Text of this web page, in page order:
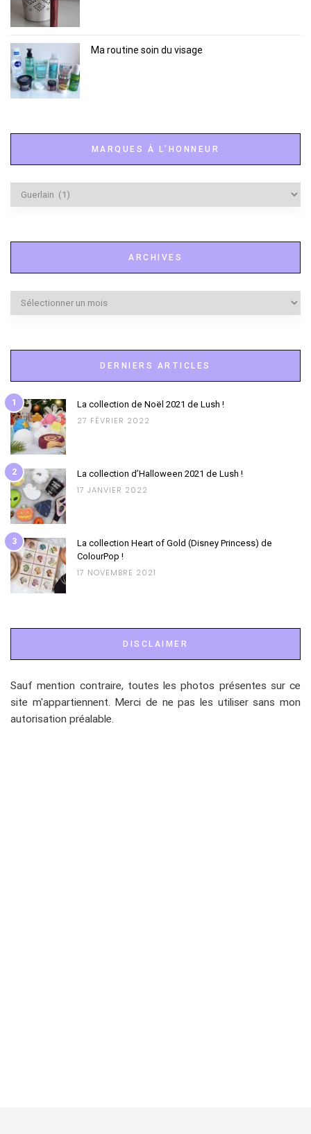
Ma routine soin du visage
MARQUES À L’HONNEUR
Marques
ARCHIVES
Archives
DERNIERS ARTICLES
1 La collection de Noël 2021 de Lush !
27 FÉVRIER 2022
2 La collection d’Halloween 2021 de Lush !
17 JANVIER 2022
3
La collection Heart of Gold (Disney Princess) de
ColourPop !
17 NOVEMBRE 2021
DISCLAIMER
Sauf mention contraire, toutes les photos présentes sur ce
site m'appartiennent. Merci de ne pas les utiliser sans mon
autorisation préalable.